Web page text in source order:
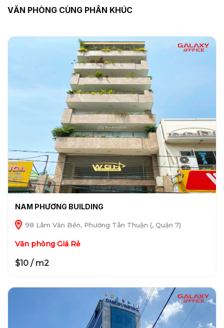
VĂN PHÒNG CÙNG PHÂN KHÚC
NAM PHƯƠNG BUILDING
98 Lâm Văn Bền, Phường Tân Thuận (, Quận 7)
Văn phòng Giá Rẻ
$10 / m2